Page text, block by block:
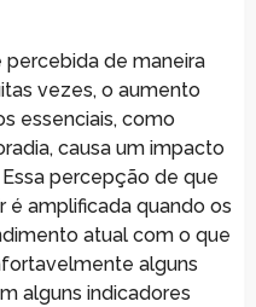
de maneira
vezes, o aumento
essenciais, como
causa um impacto
percepção de que
é amplificada quando os
atual com o que
alguns
alguns indicadores